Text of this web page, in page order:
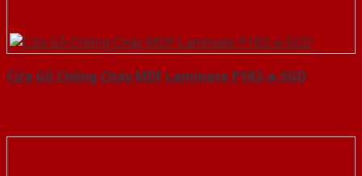
Cửa Gỗ Chống Cháy MDF Laminate P1R2-a-SGD